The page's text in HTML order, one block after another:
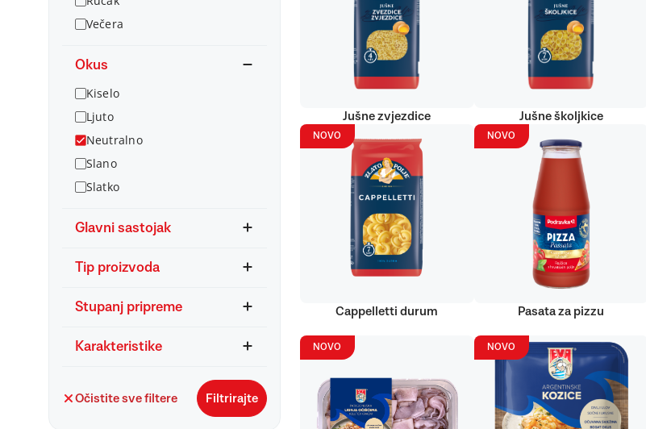
Večera
Okus
Kiselo
Ljuto
Neutralno
Slano
Slatko
Glavni sastojak
Tip proizvoda
Stupanj pripreme
Karakteristike
Očistite sve filtere Filtrirajte
Jušne zvjezdice Jušne školjkice
NOVO
Cappelletti durum
NOVO
Pasata za pizzu
NOVO NOVO